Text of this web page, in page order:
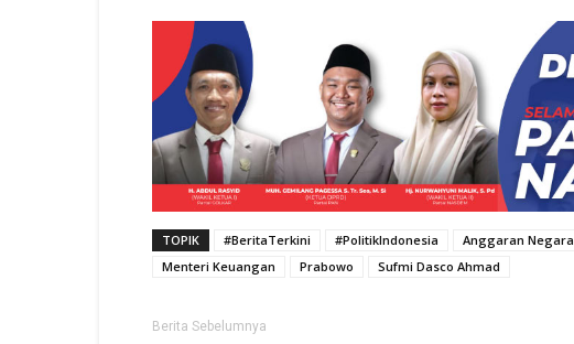
TOPIK #BeritaTerkini #PolitikIndonesia Anggaran Negara
Menteri Keuangan
Prabowo Sufmi Dasco Ahmad
Berita Sebelumnya